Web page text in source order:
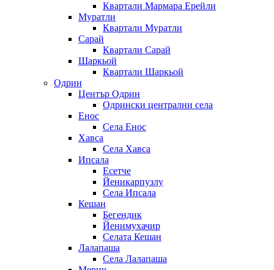
Квартали Мармара Ерейли
Муратли
Квартали Муратли
Сарай
Квартали Сарай
Шаркьой
Квартали Шаркьой
Одрин
Център Одрин
Одрински централни села
Енос
Села Енос
Хавса
Села Хавса
Ипсала
Есетче
Йеникарпузлу
Села Ипсала
Кешан
Бегендик
Йенимухачир
Селата Кешан
Лалапаша
Села Лалапаша